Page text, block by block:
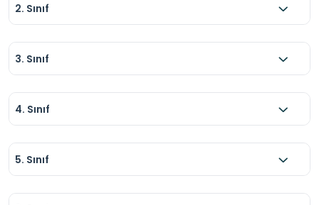
2. Sınıf
3. Sınıf
4. Sınıf
5. Sınıf